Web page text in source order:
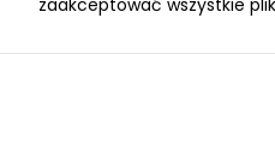
zaakceptować wszystkie